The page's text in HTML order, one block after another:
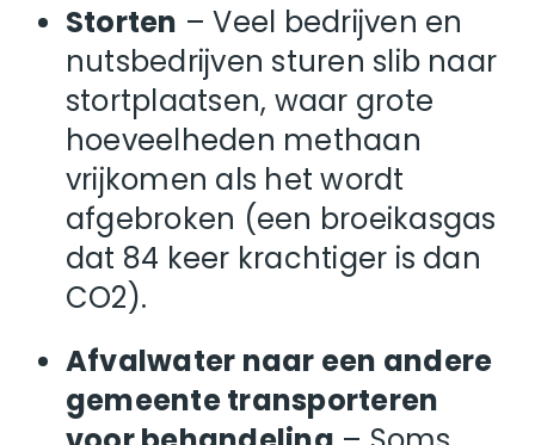
Storten – Veel bedrijven en
nutsbedrijven sturen slib naar
stortplaatsen, waar grote
hoeveelheden methaan
vrijkomen als het wordt
afgebroken (een broeikasgas
dat 84 keer krachtiger is dan
CO2).
Afvalwater naar een andere
gemeente transporteren